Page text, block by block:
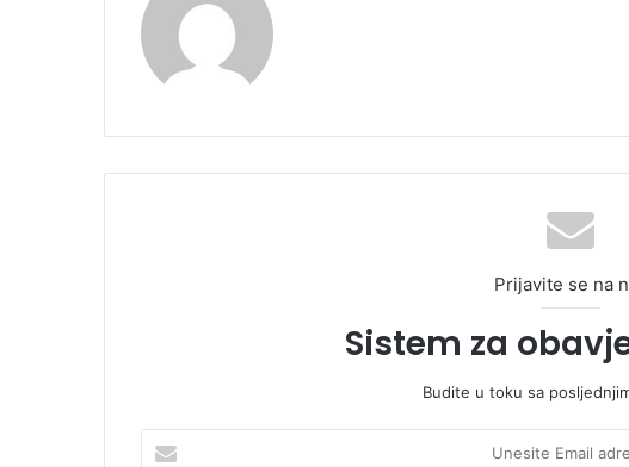
Prijavite se na
Sistem za
Budite u toku sa